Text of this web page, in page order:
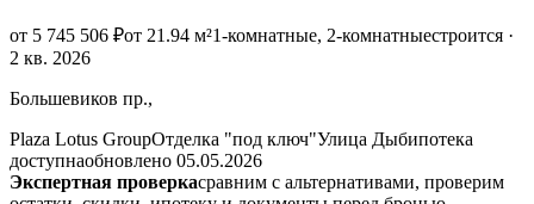
от 5 745 506 ₽от 21.94 м²1-комнатные, 2-комнатныестроится ·
2 кв. 2026
Большевиков пр.,
Plaza Lotus GroupОтделка "под ключ"Улица Дыбипотека
доступнаобновлено 05.05.2026
Экспертная проверкасравним с альтернативами, проверим